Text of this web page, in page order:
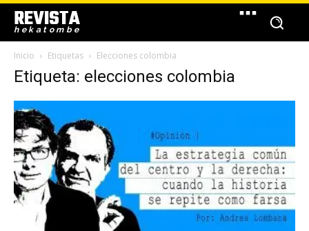
REVISTA
hekatombe
Inicio Etiquetas Elecciones colombia
Etiqueta: elecciones colombia